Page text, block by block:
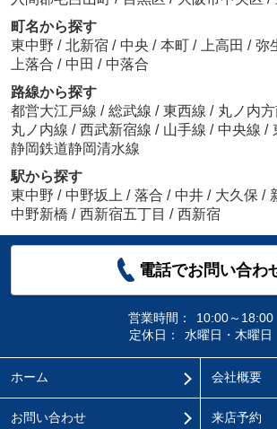
町名から探す
東中野 / 北新宿 / 中央 / 本町 / 上高田 / 弥
上落合 / 中田 / 中落合
路線から探す
都営大江戸線 / 総武線 / 東西線 / 丸ノ内
丸ノ内線 / 西武新宿線 / 山手線 / 中央線 /
静岡鉄道静岡清水線
駅から探す
東中野 / 中野坂上 / 落合 / 中井 / 大久保 /
中野新橋 / 西新宿五丁目 / 西新宿
電話でお問い合わ
営業時間：
10:00～18:00
定休日：
水曜日・木曜日
ホーム 会社概要
お問い合わせ 来店予約